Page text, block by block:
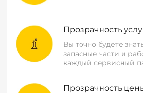
Прозрачность
Вы точно будете
запасные части и
каждый сервисный
Прозрачность